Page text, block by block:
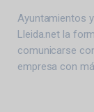
Ayuntamientos
Lleida.net la
comunicarse
empresa con